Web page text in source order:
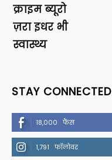
क्राइम ब्यूरो
ज़रा इधर भी
स्वास्थ्य
STAY CONNECTED
18,000 फैंस
1,791 फॉलोवर